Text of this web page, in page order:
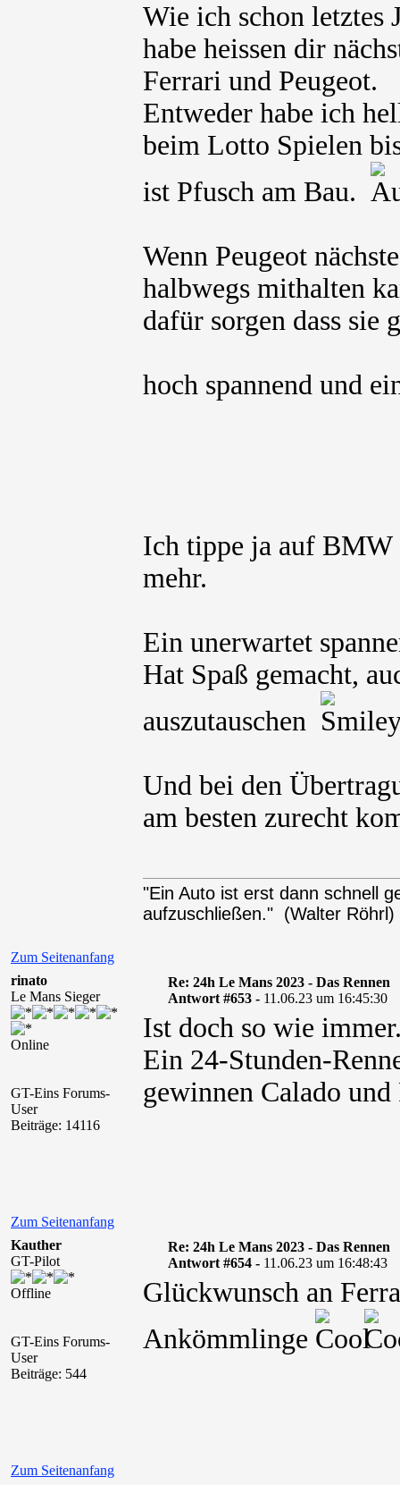
Wie ich schon letztes
habe heissen dir
Ferrari und Peugeot.
Entweder habe ich
beim Lotto Spielen
ist Pfusch am Bau.
Wenn Peugeot
halbwegs mithalten
dafür sorgen dass sie
hoch spannend und
Ich tippe ja auf
mehr.
Ein unerwartet
Hat Spaß gemacht,
auszutauschen
Und bei den
am besten zurecht
Zum Seitenanfang
"Ein Auto ist erst dann schnell
aufzuschließen." (Walter Röhrl)
rinato
Le Mans Sieger
Online
GT-Eins Forums-
User
Beiträge: 14116
Re: 24h Le Mans 2023 - Das Rennen
Antwort #653 - 11.06.23 um 16:45:30
Ist doch so wie
Ein 24-Stunden-
gewinnen Calado
Zum Seitenanfang
Kauther
GT-Pilot
Offline
GT-Eins Forums-
User
Beiträge: 544
Re: 24h Le Mans 2023 - Das Rennen
Antwort #654 - 11.06.23 um 16:48:43
Glückwunsch an
Ankömmlinge
Zum Seitenanfang